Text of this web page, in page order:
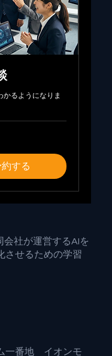
かるようになりま
する
社が運営するAIを
させるための学習
一番地 イオンモ